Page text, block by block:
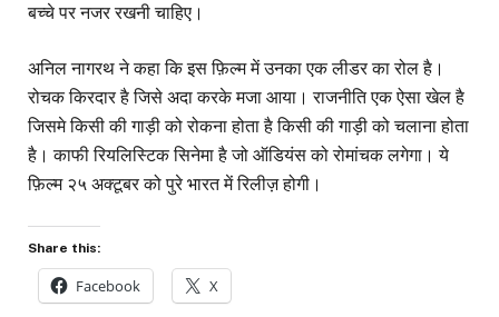
बच्चे पर नजर रखनी चाहिए।
अनिल नागरथ ने कहा कि इस फ़िल्म में उनका एक लीडर का रोल है।
रोचक किरदार है जिसे अदा करके मजा आया। राजनीति एक ऐसा खेल है
जिसमे किसी की गाड़ी को रोकना होता है किसी की गाड़ी को चलाना होता
है। काफी रियलिस्टिक सिनेमा है जो ऑडियंस को रोमांचक लगेगा। ये
फ़िल्म २५ अक्टूबर को पुरे भारत में रिलीज़ होगी।
Share this:
Facebook X